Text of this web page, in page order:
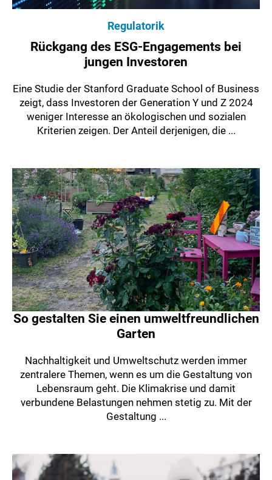
Regulatorik
Rückgang des ESG-Engagements bei
jungen Investoren
Eine Studie der Stanford Graduate School of Business
zeigt, dass Investoren der Generation Y und Z 2024
weniger Interesse an ökologischen und sozialen
Kriterien zeigen. Der Anteil derjenigen, die ...
So gestalten Sie einen umweltfreundlichen
Garten
Nachhaltigkeit und Umweltschutz werden immer
zentralere Themen, wenn es um die Gestaltung von
Lebensraum geht. Die Klimakrise und damit
verbundene Belastungen nehmen stetig zu. Mit der
Gestaltung ...